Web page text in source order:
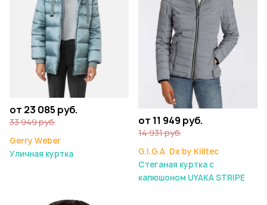
от 23 085 руб.
33 949 руб.
Gerry Weber
Уличная куртка
от 11 949 руб.
14 931 руб.
G.I.G.A. Dx by Killtec
Стеганая куртка с
капюшоном UYAKA STRIPE